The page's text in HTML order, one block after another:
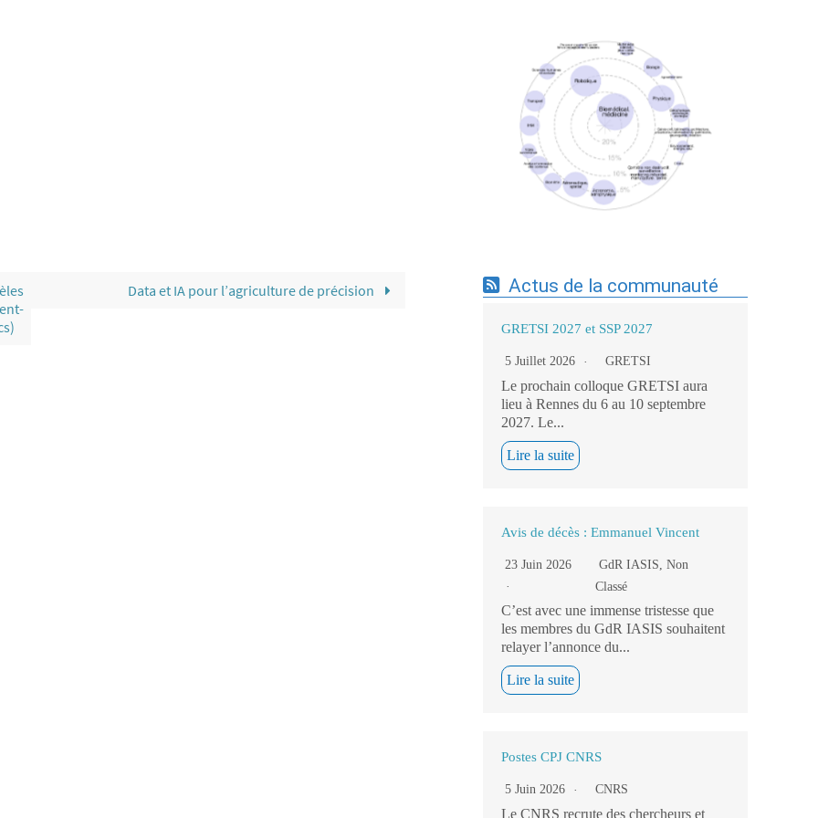
Data et IA pour l’agriculture de précision
Expertises du GdR - cartographie par mots-
clés applicatifs - 19/09/2025
Actus de la communauté
GRETSI 2027 et SSP 2027
5 Juillet 2026 GRETSI
Le prochain colloque GRETSI aura
lieu à Rennes du 6 au 10 septembre
2027. Le...
Lire la suite
Avis de décès : Emmanuel Vincent
23 Juin 2026 GdR IASIS,Non
Classé
C’est avec une immense tristesse que
les membres du GdR IASIS souhaitent
relayer l’annonce du...
Lire la suite
Postes CPJ CNRS
5 Juin 2026 CNRS
Le CNRS recrute des chercheurs et